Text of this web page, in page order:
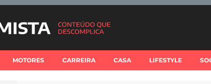
MOTORES CARREIRA CASA LIFESTYLE